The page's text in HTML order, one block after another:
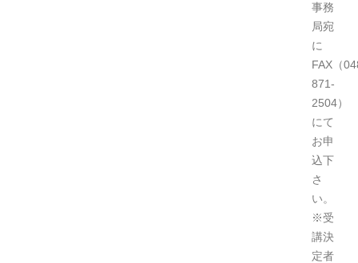
事務
局宛
に
FAX（
871-
2504）
にて
お申
込下
さ
い。
※受
講決
定者